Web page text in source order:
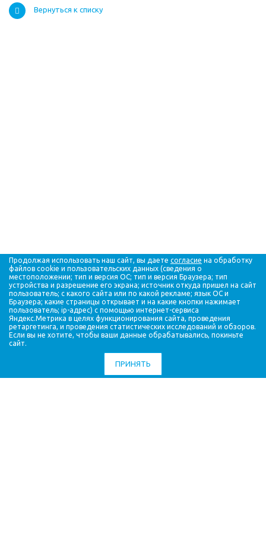
Вернуться к списку
НАША ПРОДУКЦИЯ
УСЛУГИ
ПАРТНЕРЫ
СТАТЬИ
Продолжая использовать наш сайт, вы даете согласие на обработку
файлов cookie и пользовательских данных (сведения о
местоположении; тип и версия ОС; тип и версия Браузера; тип
устройства и разрешение его экрана; источник откуда пришел на сайт
пользователь; с какого сайта или по какой рекламе; язык ОС и
Браузера; какие страницы открывает и на какие кнопки нажимает
пользователь; ip-адрес) с помощью интернет-сервиса
Яндекс.Метрика в целях функционирования сайта, проведения
ретаргетинга, и проведения статистических исследований и обзоров.
Если вы не хотите, чтобы ваши данные обрабатывались, покиньте
сайт.
ПРИНЯТЬ